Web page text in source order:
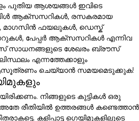
പുതിയ ആശയങ്ങൾ ഇവിടെ
ആക്സസറികൾ, രസകരമായ
മാഗസിൻ ഫയലുകൾ, ഡെസ്ക്
പേപ്പർ ആക്സസറികൾ എന്നിവ
സാധനങ്ങളുടെ ശേഖരം ബ്രൗസ്
എന്നത്തേക്കാളും
ചെയ്യാൻ സമയമെടുക്കുക!
നിങ്ങളുടെ കുട്ടികൾ ഒരു
രീതിയിൽ ഉത്തരങ്ങൾ കണ്ടെത്താൻ
കളിപ്പാട്ട ഗെയിമുകളിലൂടെ